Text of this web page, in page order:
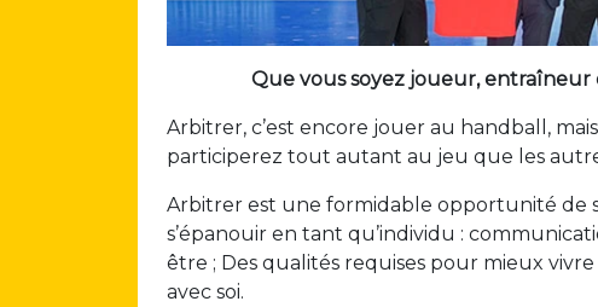
Que vous soyez joueur,
Arbitrer, c’est encore jouer au handball,
participerez tout autant au jeu que les
Arbitrer est une formidable opportunité de
s’épanouir en tant qu’individu :
être ; Des qualités requises pour mieux
avec soi.